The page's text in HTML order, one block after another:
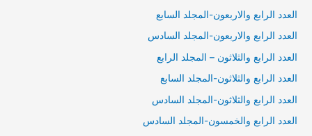
العدد الرابع والاربعون-المجلد السابع
العدد الرابع والاربعون-المجلد السادس
العدد الرابع والثلاثون – المجلد الرابع
العدد الرابع والثلاثون-المجلد السابع
العدد الرابع والثلاثون-المجلد السادس
العدد الرابع والخمسون-المجلد السادس